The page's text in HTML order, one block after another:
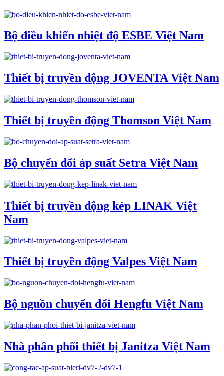
Bộ điều khiển nhiệt độ ESBE Việt Nam
Thiết bị truyền động JOVENTA Việt Nam
Thiết bị truyền động Thomson Việt Nam
Bộ chuyển đổi áp suất Setra Việt Nam
Thiết bị truyền động kép LINAK Việt
Nam
Thiết bị truyền động Valpes Việt Nam
Bộ nguồn chuyển đổi Hengfu Việt Nam
Nhà phân phối thiết bị Janitza Việt Nam